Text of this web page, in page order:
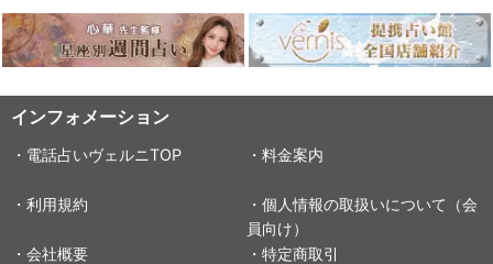
インフォメーション
・電話占いヴェルニTOP ・料金案内
・利用規約
・個人情報の取扱いについて（会
員向け）
・会社概要
・特定商取引